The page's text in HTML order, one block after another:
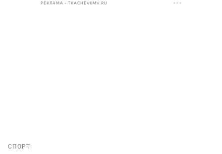
РЕКЛАМА • TKACHEVKMV.RU
СПОРТ